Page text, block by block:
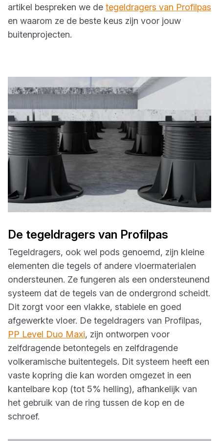
artikel bespreken we de tegeldragers van Profilpas
en waarom ze de beste keus zijn voor jouw
buitenprojecten.
De tegeldragers van Profilpas
Tegeldragers, ook wel pods genoemd, zijn kleine
elementen die tegels of andere vloermaterialen
ondersteunen. Ze fungeren als een ondersteunend
systeem dat de tegels van de ondergrond scheidt.
Dit zorgt voor een vlakke, stabiele en goed
afgewerkte vloer. De tegeldragers van Profilpas,
PP Level Duo Maxi, zijn ontworpen voor
zelfdragende betontegels en zelfdragende
volkeramische buitentegels. Dit systeem heeft een
vaste kopring die kan worden omgezet in een
kantelbare kop (tot 5% helling), afhankelijk van
het gebruik van de ring tussen de kop en de
schroef.